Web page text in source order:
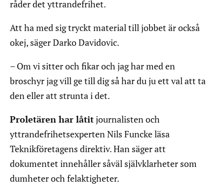
råder det yttrandefrihet.
Att ha med sig tryckt material till jobbet är också
okej, säger Darko Davidovic.
– Om vi sitter och fikar och jag har med en
broschyr jag vill ge till dig så har du ju ett val att ta
den eller att strunta i det.
Proletären har låtitjournalisten och
yttrandefrihetsexperten Nils Funcke läsa
Teknikföretagens direktiv. Han säger att
dokumentet innehåller såväl självklarheter som
dumheter och felaktigheter.